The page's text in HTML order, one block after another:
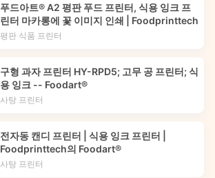
푸드아트® A2 평판 푸드 프린터, 식용 잉크 프
린터 마카롱에 꽃 이미지 인쇄 | Foodprinttech
평판 식품 프린터
구형 과자 프린터 HY-RPD5; 고무 공 프린터; 식
용 잉크 -- Foodart®
사탕 프린터
전자동 캔디 프린터 | 식용 잉크 프린터 |
Foodprinttech의 Foodart®
사탕 프린터